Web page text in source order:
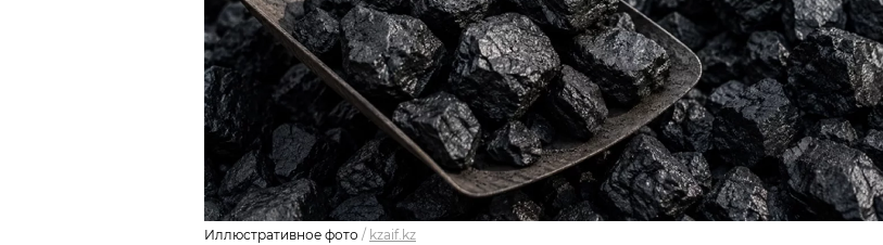
Иллюстративное фото / kzaif.kz